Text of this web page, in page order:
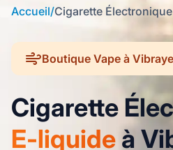
Accueil/Cigarette Électronique
Boutique Vape à Vibraye
Cigarette
E-liquide à